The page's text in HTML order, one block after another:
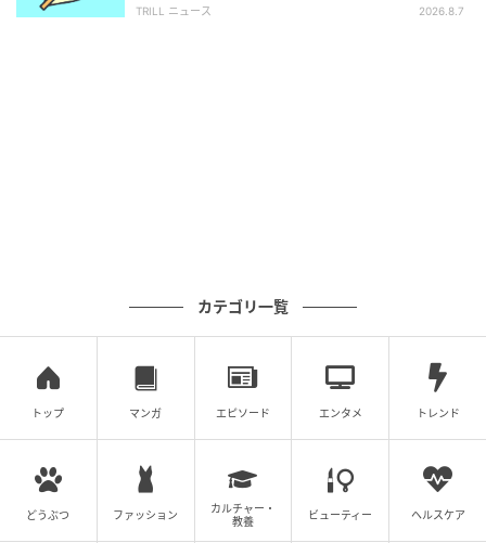
※本記事の心理テストはエンターテインメントとして
な、そんな情報発信を目指しています。
【大人気心理テスト】であなたの『他人から見た魅
【大人気心理テスト】であなたの『他人から見た
魅力』をチェックしよう！
次の記事
「どれで仕事する？」あなたの“仕事に対する
TRILL ニュース 2026.8.7
カテゴリ一覧
トップ マンガ エピソード エンタメ トレンド
どうぶつ ファッション
カルチャー・
教養
ビューティー ヘルスケア